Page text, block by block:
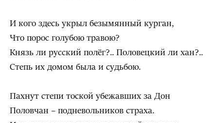
И кого здесь укрыл безымянный курган,
Что порос голубою травою?
Князь ли русский полёг?.. Половецкий ли хан?..
Степь их домом была и судьбою.
Пахнут степи тоской убежавших за Дон
Половчан – подневольников страха.